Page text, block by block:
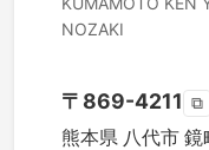
NOZAKI
〒 869-4211 ⧉
熊本県 八代市 鏡